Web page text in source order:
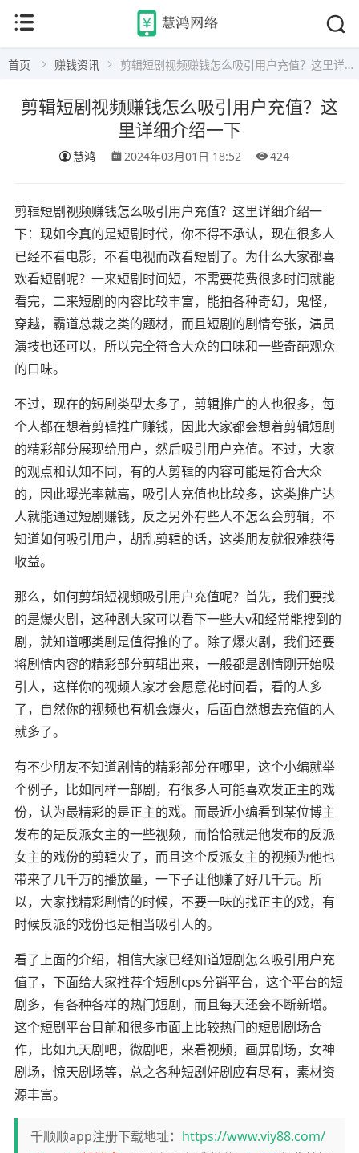
首页 赚钱资讯 剪辑短剧视频赚钱怎么吸引用户充值？这里详细介绍一下
剪辑短剧视频赚钱怎么吸引用户充值？这
里详细介绍一下
慧鸿 2024年03月01日 18:52 424
剪辑短剧视频赚钱怎么吸引用户充值？这里详细介绍一
下：现如今真的是短剧时代，你不得不承认，现在很多人
已经不看电影，不看电视而改看短剧了。为什么大家都喜
欢看短剧呢？一来短剧时间短，不需要花费很多时间就能
看完，二来短剧的内容比较丰富，能拍各种奇幻，鬼怪，
穿越，霸道总裁之类的题材，而且短剧的剧情夸张，演员
演技也还可以，所以完全符合大众的口味和一些奇葩观众
的口味。
不过，现在的短剧类型太多了，剪辑推广的人也很多，每
个人都在想着剪辑推广赚钱，因此大家都会想着剪辑短剧
的精彩部分展现给用户，然后吸引用户充值。不过，大家
的观点和认知不同，有的人剪辑的内容可能是符合大众
的，因此曝光率就高，吸引人充值也比较多，这类推广达
人就能通过短剧赚钱，反之另外有些人不怎么会剪辑，不
知道如何吸引用户，胡乱剪辑的话，这类朋友就很难获得
收益。
那么，如何剪辑短视频吸引用户充值呢？首先，我们要找
的是爆火剧，这种剧大家可以看下一些大v和经常能搜到的
剧，就知道哪类剧是值得推的了。除了爆火剧，我们还要
将剧情内容的精彩部分剪辑出来，一般都是剧情刚开始吸
引人，这样你的视频人家才会愿意花时间看，看的人多
了，自然你的视频也有机会爆火，后面自然想去充值的人
就多了。
有不少朋友不知道剧情的精彩部分在哪里，这个小编就举
个例子，比如同样一部剧，有很多人可能喜欢发正主的戏
份，认为最精彩的是正主的戏。而最近小编看到某位博主
发布的是反派女主的一些视频，而恰恰就是他发布的反派
女主的戏份的剪辑火了，而且这个反派女主的视频为他也
带来了几千万的播放量，一下子让他赚了好几千元。所
以，大家找精彩剧情的时候，不要一味的找正主的戏，有
时候反派的戏份也是相当吸引人的。
看了上面的介绍，相信大家已经知道短剧怎么吸引用户充
值了，下面给大家推荐个短剧cps分销平台，这个平台的短
剧多，有各种各样的热门短剧，而且每天还会不断新增。
这个短剧平台目前和很多市面上比较热门的短剧剧场合
作，比如九天剧吧，微剧吧，来看视频，画屏剧场，女神
剧场，惊天剧场等，总之各种短剧好剧应有尽有，素材资
源丰富。
千顺顺app注册下载地址： https://www.viy88.com/